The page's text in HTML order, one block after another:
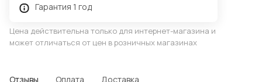
Гарантия 1 год
Цена действительна только для интернет-магазина и
может отличаться от цен в розничных магазинах
Отзывы Оплата Доставка